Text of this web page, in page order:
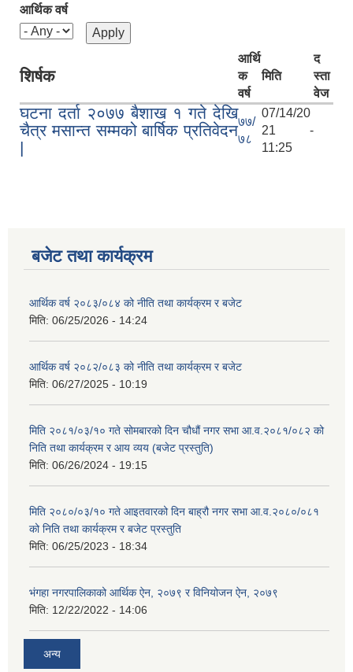
आर्थिक वर्ष
शिर्षक
आर्थि
क
वर्ष
मिति
द
स्ता
वेज
घटना दर्ता २०७७ बैशाख १ गते देखि
चैत्र मसान्त सम्मको बार्षिक प्रतिवेदन
|
७७/
७८
07/14/20
21 -
11:25
बजेट तथा कार्यक्रम
आर्थिक वर्ष २०८३/०८४ को नीति तथा कार्यक्रम र बजेट
मिति: 06/25/2026 - 14:24
आर्थिक वर्ष २०८२/०८३ को नीति तथा कार्यक्रम र बजेट
मिति: 06/27/2025 - 10:19
मिति २०८१/०३/१० गते सोमबारको दिन चौधौं नगर सभा आ.व.२०८१/०८२ को
निति तथा कार्यक्रम र आय व्यय (बजेट प्रस्तुति)
मिति: 06/26/2024 - 19:15
मिति २०८०/०३/१० गते आइतवारको दिन बाह्रौ नगर सभा आ.व.२०८०/०८१
को निति तथा कार्यक्रम र बजेट प्रस्तुति
मिति: 06/25/2023 - 18:34
भंगहा नगरपालिकाको आर्थिक ऐन, २०७९ र विनियोजन ऐन, २०७९
मिति: 12/22/2022 - 14:06
अन्य